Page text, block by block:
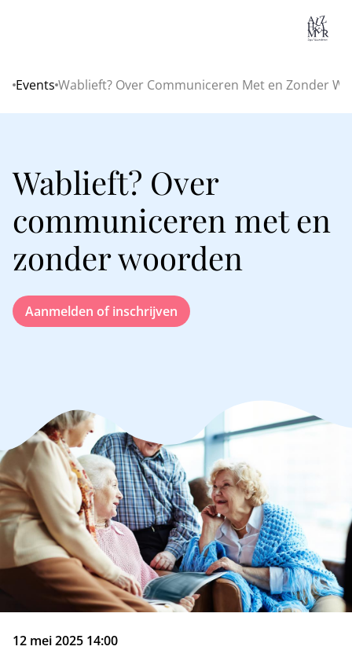
Home
Events Wablieft? Over Communiceren Met en Zonder
Wablieft? Over
communiceren met en
zonder woorden
Aanmelden of inschrijven
12 mei 2025 14:00